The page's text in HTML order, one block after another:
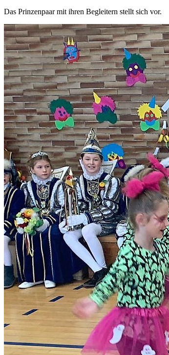
Das Prinzenpaar mit ihren Begleitern stellt sich vor.